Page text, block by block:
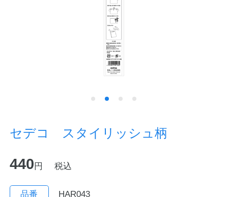
探求・自主学習のすすめ
工場フォトツアー
公式オンラインショップ
企業情報
カタログ
セデコ スタイリッシュ柄
440 円 税込
品番 HAR043